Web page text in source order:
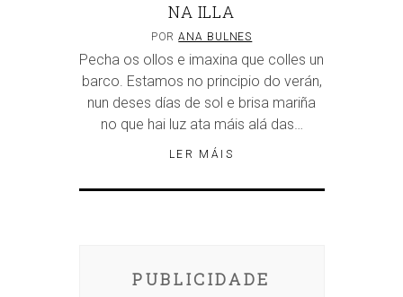
NA ILLA
PORANA BULNES
Pecha os ollos e imaxina que colles un
barco. Estamos no principio do verán,
nun deses días de sol e brisa mariña
no que hai luz ata máis alá das…
LER MÁIS
PUBLICIDADE